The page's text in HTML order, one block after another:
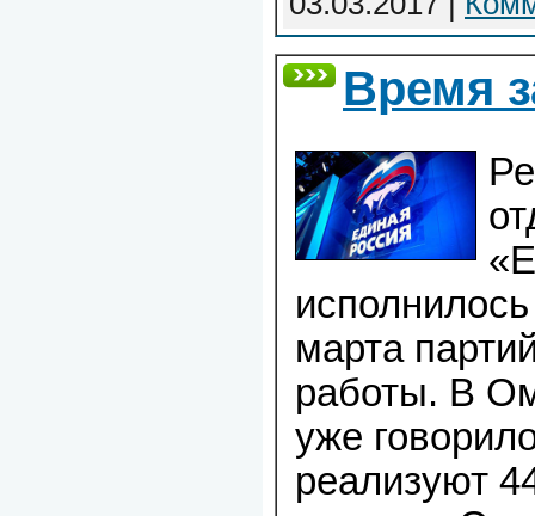
Время
марта
работы. В
уже
реализуют